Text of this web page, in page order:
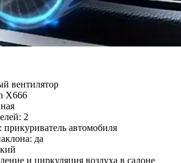
вентилятор
X666
2
автомобиля
да
и циркуляция воздуха в салоне